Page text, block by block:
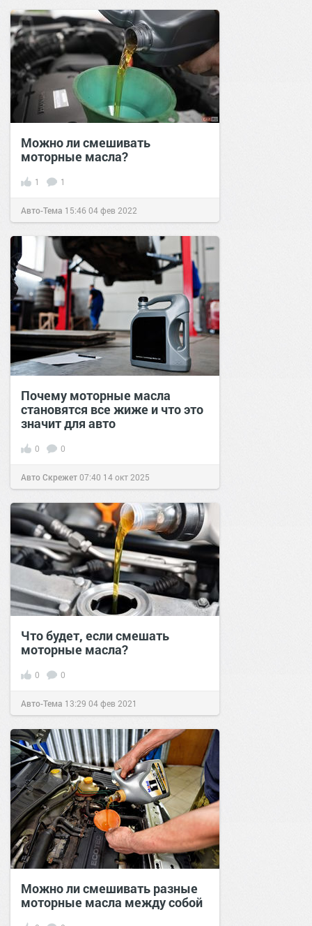
Можно ли смешивать
моторные масла?
1 1
Авто-Тема 15:4604 фев 2022
Почему моторные масла
становятся все жиже и что это
значит для авто
0 0
Авто Скрежет07:40 14 окт 2025
Что будет, если смешать
моторные масла?
0 0
Авто-Тема 13:29 04 фев 2021
Можно ли смешивать разные
моторные масла между собой